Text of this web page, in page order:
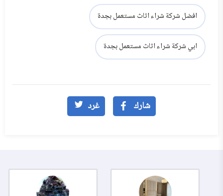
افضل شركة شراء اثاث مستعمل بجدة
ابي شركة شراء اثاث مستعمل بجدة
شارك غرد